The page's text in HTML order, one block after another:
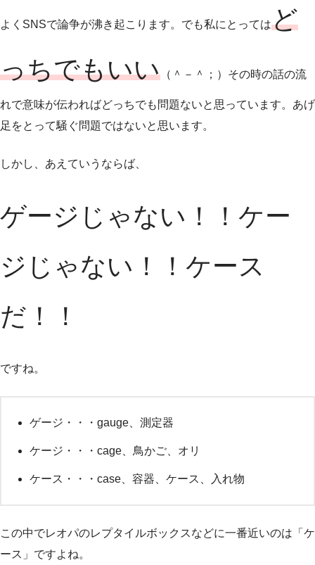
よくSNSで論争が沸き起こります。でも私にとってはど
っちでもいい （＾－＾；）その時の話の流
れで意味が伝わればどっちでも問題ないと思っています。あげ
足をとって騒ぐ問題ではないと思います。
しかし、あえていうならば、
ゲージじゃない！！ケー
ジじゃない！！ケース
だ！！
ですね。
ゲージ・・・gauge、測定器
ケージ・・・cage、鳥かご、オリ
ケース・・・case、容器、ケース、入れ物
この中でレオパのレプタイルボックスなどに一番近いのは「ケ
ース」ですよね。